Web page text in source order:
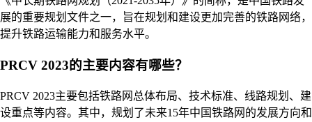
展的重要规划文件之一，旨在规划和建设更加完善的铁路网络，
提升铁路运输能力和服务水平。
PRCV 2023的主要内容有哪些？
PRCV 2023主要包括铁路网总体布局、技术标准、线路规划、建
设重点等内容。其中，规划了未来15年中国铁路网的发展方向和